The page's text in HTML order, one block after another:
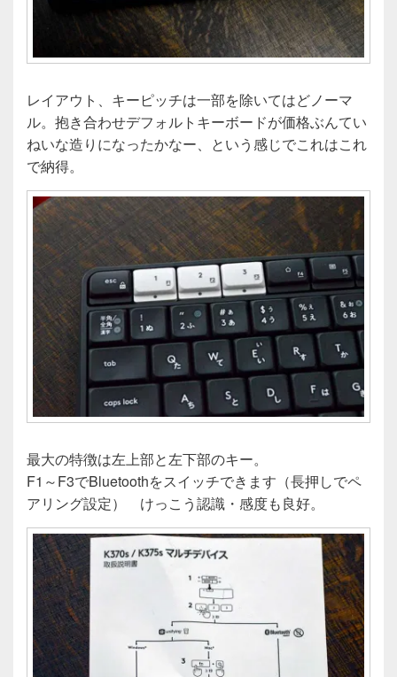
レイアウト、キーピッチは一部を除いてはどノーマ
ル。抱き合わせデフォルトキーボードが価格ぶんてい
ねいな造りになったかなー、という感じでこれはこれ
で納得。
最大の特徴は左上部と左下部のキー。
F1～F3でBluetoothをスイッチできます（長押しでペ
アリング設定） けっこう認識・感度も良好。